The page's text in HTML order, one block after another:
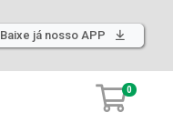
Baixe já nosso APP
0